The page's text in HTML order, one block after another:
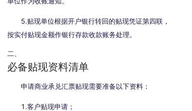
5.贴现单位根据开户银行转回的贴现凭证第四联，
按实付贴现金额作银行存款收款账务处理。
二、
必备贴现资料清单
申请商业承兑汇票贴现需要准备以下资料：
1.客户贴现申请；